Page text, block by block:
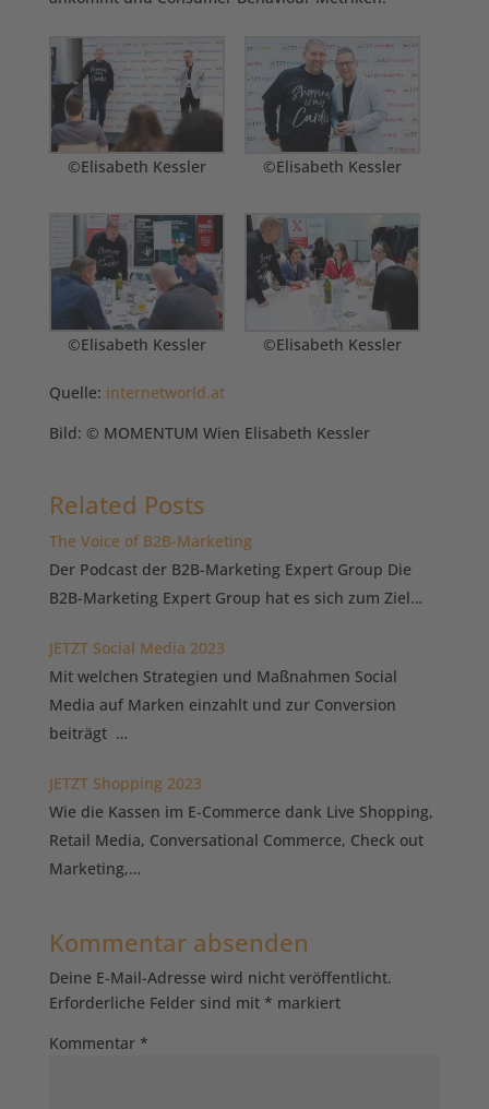
©Elisabeth Kessler ©Elisabeth Kessler
©Elisabeth Kessler ©Elisabeth Kessler
Quelle: internetworld.at
Bild: © MOMENTUM Wien Elisabeth Kessler
Related Posts
The Voice of B2B-Marketing
Der Podcast der B2B-Marketing Expert Group Die
B2B-Marketing Expert Group hat es sich zum Ziel…
JETZT Social Media 2023
Mit welchen Strategien und Maßnahmen Social
Media auf Marken einzahlt und zur Conversion
beiträgt …
JETZT Shopping 2023
Wie die Kassen im E-Commerce dank Live Shopping,
Retail Media, Conversational Commerce, Check out
Marketing,…
Kommentar absenden
Deine E-Mail-Adresse wird nicht veröffentlicht.
Erforderliche Felder sind mit * markiert
Kommentar *